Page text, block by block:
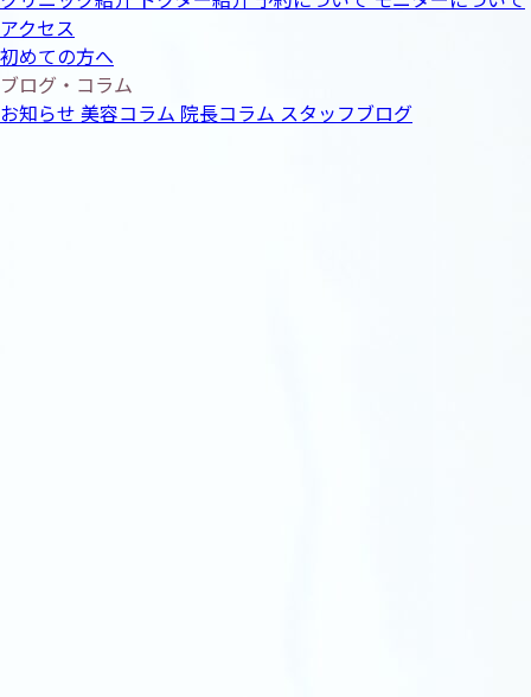
アクセス
初めての方へ
ブログ・コラム
お知らせ 美容コラム 院長コラム スタッフブログ